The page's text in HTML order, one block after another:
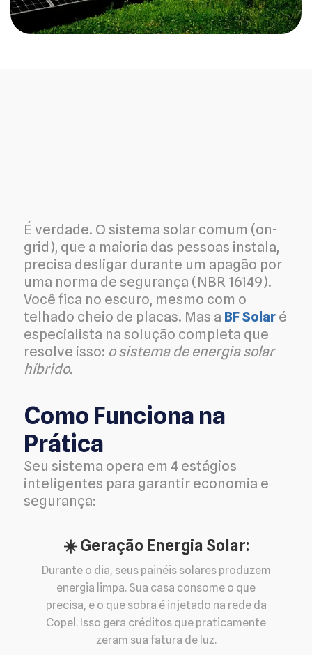
É verdade. O sistema solar comum (on-
grid), que a maioria das pessoas instala,
precisa desligar durante um apagão por
uma norma de segurança (NBR 16149).
Você fica no escuro, mesmo com o
telhado cheio de placas. Mas a BF Solar é
especialista na solução completa que
resolve isso: o sistema de energia solar
híbrido.
Como Funciona na
Prática
Seu sistema opera em 4 estágios
inteligentes para garantir economia e
segurança:
☀️ Geração Energia Solar:
Durante o dia, seus painéis solares produzem
energia limpa. Sua casa consome o que
precisa, e o que sobra é injetado na rede da
Copel. Isso gera créditos que praticamente
zeram sua fatura de luz.